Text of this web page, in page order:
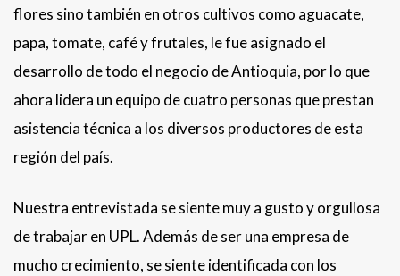
flores sino también en otros cultivos como aguacate,
papa, tomate, café y frutales, le fue asignado el
desarrollo de todo el negocio de Antioquia, por lo que
ahora lidera un equipo de cuatro personas que prestan
asistencia técnica a los diversos productores de esta
región del país.
Nuestra entrevistada se siente muy a gusto y orgullosa
de trabajar en UPL. Además de ser una empresa de
mucho crecimiento, se siente identificada con los